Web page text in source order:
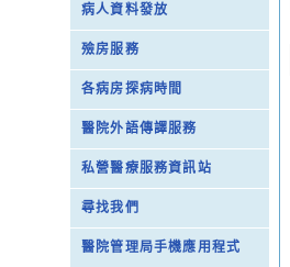
病人資料發放
殮房服務
各病房探病時間
醫院外語傳譯服務
私營醫療服務資訊站
尋找我們
醫院管理局手機應用程式